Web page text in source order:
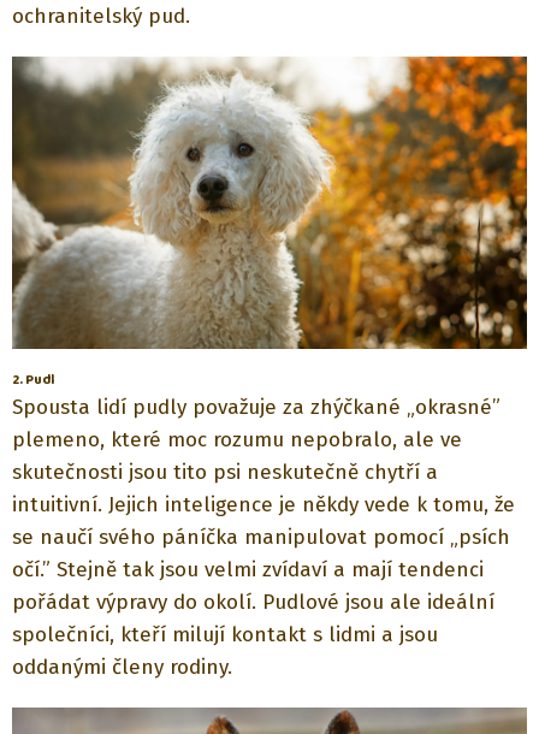
ochranitelský pud.
2. Pudl
Spousta lidí pudly považuje za zhýčkané „okrasné”
plemeno, které moc rozumu nepobralo, ale ve
skutečnosti jsou tito psi neskutečně chytří a
intuitivní. Jejich inteligence je někdy vede k tomu, že
se naučí svého páníčka manipulovat pomocí „psích
očí.” Stejně tak jsou velmi zvídaví a mají tendenci
pořádat výpravy do okolí. Pudlové jsou ale ideální
společníci, kteří milují kontakt s lidmi a jsou
oddanými členy rodiny.